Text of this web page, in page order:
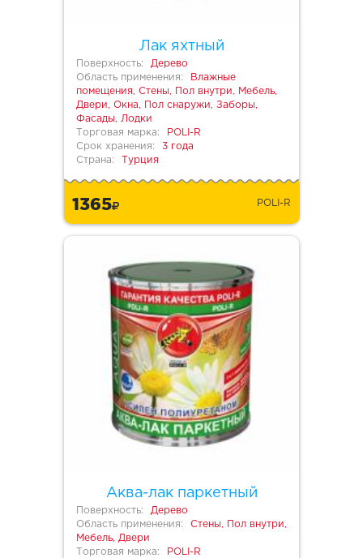
Лак яхтный
Поверхность:
Дерево
Область применения:
Влажные
помещения, Стены, Пол внутри, Мебель,
Двери, Окна, Пол снаружи, Заборы,
Фасады, Лодки
Торговая марка:
POLI-R
Срок хранения:
3 года
Страна:
Турция
1365 POLI-R
Аква-лак паркетный
Поверхность:
Дерево
Область применения:
Стены, Пол внутри,
Мебель, Двери
Торговая марка:
POLI-R